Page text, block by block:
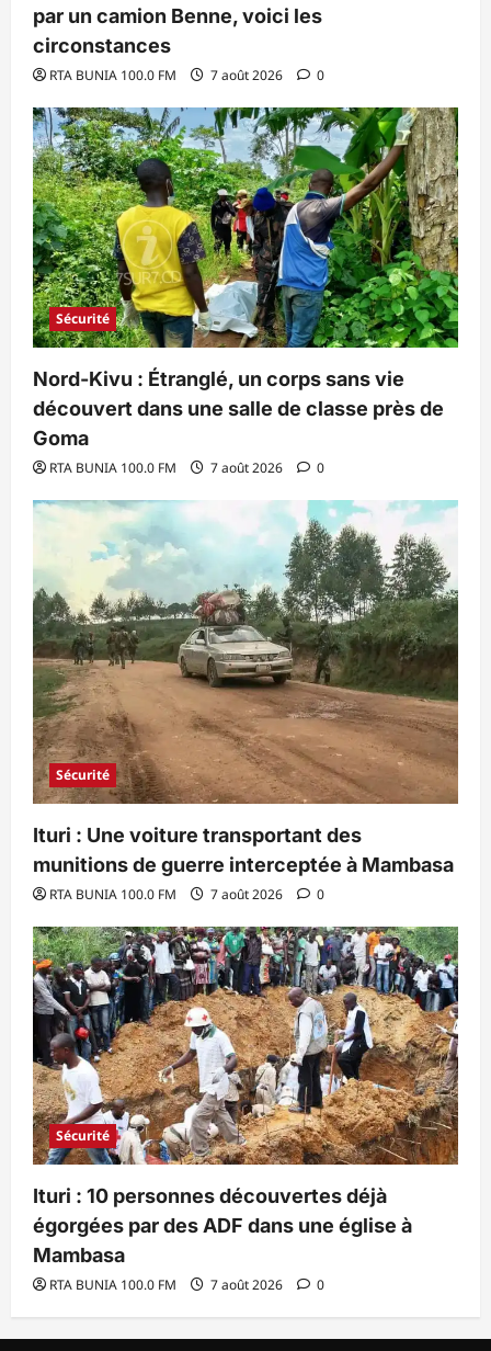
par un camion Benne, voici les
circonstances
RTA BUNIA 100.0 FM 7 août 2026 0
Sécurité
Nord-Kivu : Étranglé, un corps sans vie
découvert dans une salle de classe près de
Goma
RTA BUNIA 100.0 FM 7 août 2026 0
Sécurité
Ituri : Une voiture transportant des
munitions de guerre interceptée à Mambasa
RTA BUNIA 100.0 FM 7 août 2026 0
Sécurité
Ituri : 10 personnes découvertes déjà
égorgées par des ADF dans une église à
Mambasa
RTA BUNIA 100.0 FM 7 août 2026 0